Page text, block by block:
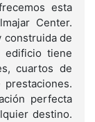
esta
Center.
construida de
edificio tiene
cuartos de
perfecta
destino.